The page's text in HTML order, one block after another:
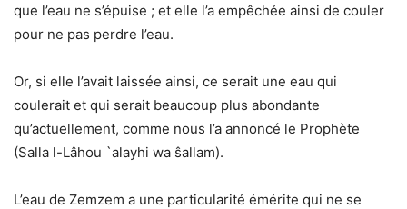
que l’eau ne s’épuise ; et elle l’a empêchée ainsi de couler
pour ne pas perdre l’eau.
Or, si elle l’avait laissée ainsi, ce serait une eau qui
coulerait et qui serait beaucoup plus abondante
qu’actuellement, comme nous l’a annoncé le Prophète
(Salla l-Lâhou `alayhi wa ŝallam).
L’eau de Zemzem a une particularité émérite qui ne se